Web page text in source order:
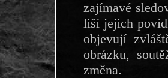
zajímavé
liší jejich
objevují
obrázku,
změna.